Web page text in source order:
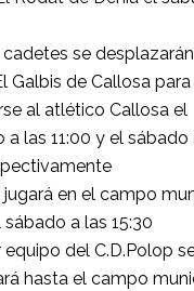
se
Galbis de Callosa para
al atlético Callosa el
a las 11:00 y el sábado
jugará en el campo
sábado a las 15:30
equipo del C.D.Polop
hasta el campo